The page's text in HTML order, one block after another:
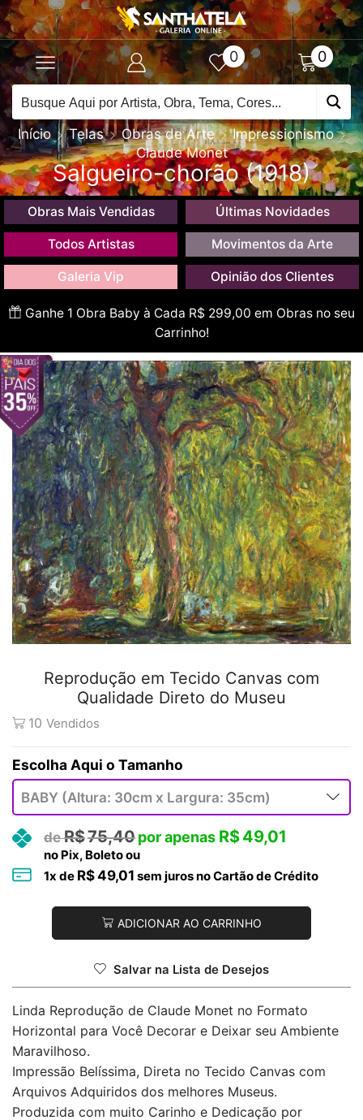
0 0
Início Telas Obras de Arte
Impressionismo
Claude Monet
Salgueiro-chorão (1918)
Obras Mais Vendidas Últimas Novidades
Todos Artistas Movimentos da Arte
Galeria Vip Opinião dos Clientes
Ganhe 1 Obra Baby à Cada R$ 299,00 em Obras no seu
Carrinho!
Reprodução em Tecido Canvas com
Qualidade Direto do Museu
10 Vendidos
Tamanho
R$75,40 R$49,01
no Pix, Boleto ou
1x de R$49,01 sem juros no Cartão de Crédito
ADICIONAR AO CARRINHO
Salvar na Lista de Desejos
Linda Reprodução de Claude Monet no Formato
Horizontal para Você Decorar e Deixar seu Ambiente
Maravilhoso.
Impressão Belíssima, Direta no Tecido Canvas com
Arquivos Adquiridos dos melhores Museus.
Produzida com muito Carinho e Dedicação por